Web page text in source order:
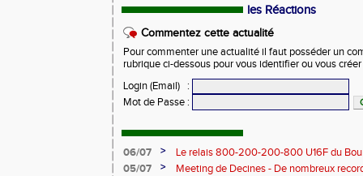
les Réactions
Commentez cette actualité
Pour commenter une actualité il faut posséder un
rubrique ci-dessous pour vous identifier ou vous
Login (Email)
:
Mot de Passe :
06/07 >
Le relais 800-200-200-800 U16F du
champion de France
05/07 >
Meeting de Decines - De nombreux